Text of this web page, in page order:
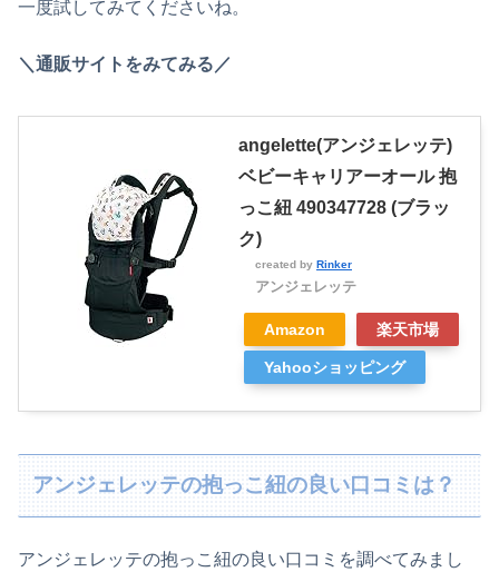
一度試してみてくださいね。
＼通販サイトをみてみる／
angelette(アンジェレッテ)
ベビーキャリアーオール 抱
っこ紐 490347728 (ブラッ
ク)
created by Rinker
アンジェレッテ
Amazon 楽天市場
Yahooショッピング
​​​​アンジェレッテの抱っこ紐の良い口コミは？
アンジェレッテの抱っこ紐の良い口コミを調べてみまし